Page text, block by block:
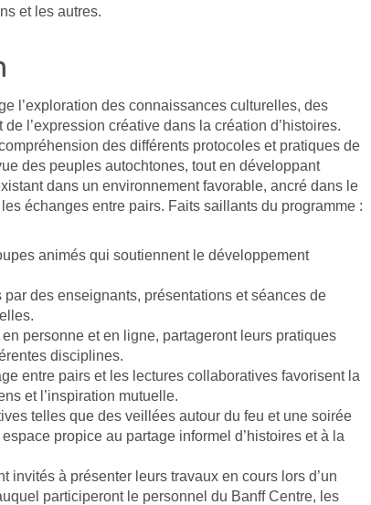
et les autres.
l’exploration des connaissances culturelles, des
l’expression créative dans la création d’histoires.
des différents protocoles et pratiques de
des peuples autochtones, tout en développant
dans un environnement favorable, ancré dans le
échanges entre pairs. Faits saillants du programme :
animés qui soutiennent le développement
des enseignants, présentations et séances de
personne et en ligne, partageront leurs pratiques
disciplines.
entre pairs et les lectures collaboratives favorisent la
et l’inspiration mutuelle.
telles que des veillées autour du feu et une soirée
propice au partage informel d’histoires et à la
invités à présenter leurs travaux en cours lors d’un
participeront le personnel du Banff Centre, les